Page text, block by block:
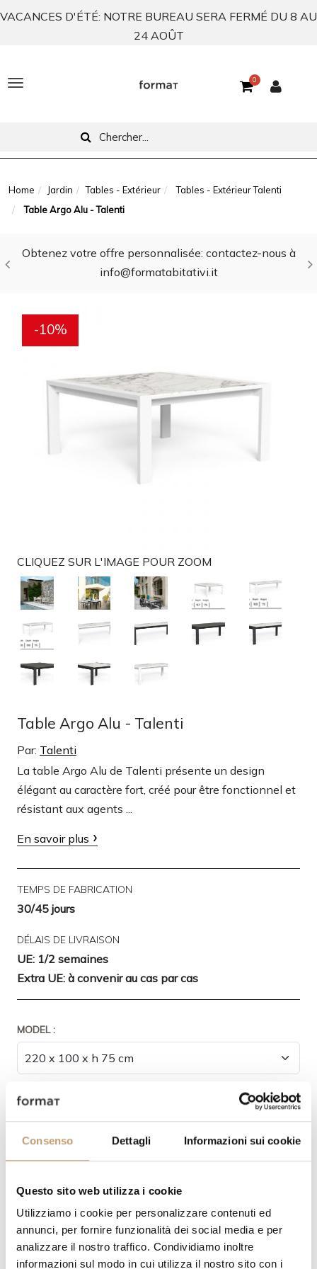
Consenso Dettagli Informazioni sui cookie
Questo sito web utilizza i cookie
Utilizziamo i cookie per personalizzare contenuti ed
annunci, per fornire funzionalità dei social media e per
analizzare il nostro traffico. Condividiamo inoltre
informazioni sul modo in cui utilizza il nostro sito con i
VACANCES D'ÉTÉ: NOTRE BUREAU SERA FERMÉ DU 8 AU
24 AOÛT
T
g
l
0
Home Jardin Tables - Extérieur
Tables - Extérieur Talenti
Table Argo Alu - Talenti
Obtenez votre offre personnalisée: contactez-nous à
info@formatabitativi.it
-10%
CLIQUEZ SUR L'IMAGE POUR ZOOM
Table Argo Alu - Talenti
Par: Talenti
La table Argo Alu de Talenti présente un design
élégant au caractère fort, créé pour être fonctionnel et
résistant aux agents ...
En savoir plus
TEMPS DE FABRICATION
30/45 jours
DÉLAIS DE LIVRAISON
UE: 1/2 semaines
Extra UE: à convenir au cas par cas
MODEL :
FINITION BASE :
FINITION PLATEAU: